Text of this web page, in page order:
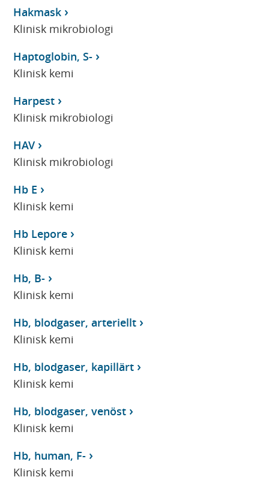
Hakmask
Klinisk mikrobiologi
Haptoglobin, S-
Klinisk kemi
Harpest
Klinisk mikrobiologi
HAV
Klinisk mikrobiologi
Hb E
Klinisk kemi
Hb Lepore
Klinisk kemi
Hb, B-
Klinisk kemi
Hb, blodgaser, arteriellt
Klinisk kemi
Hb, blodgaser, kapillärt
Klinisk kemi
Hb, blodgaser, venöst
Klinisk kemi
Hb, human, F-
Klinisk kemi